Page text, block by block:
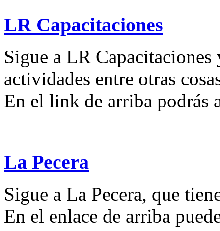
LR Capacitaciones
Sigue a LR Capacitaciones
actividades entre otras
En el link de arriba podrás
La Pecera
Sigue a La Pecera, que
En el enlace de arriba